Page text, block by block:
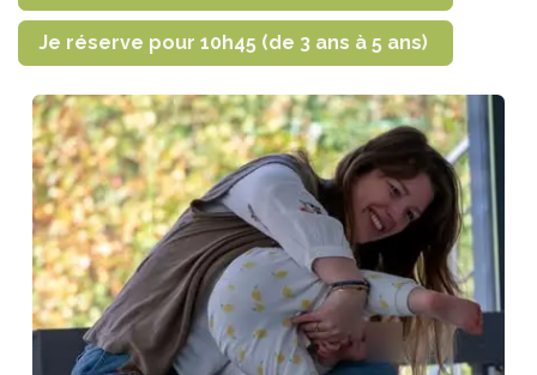
Je réserve pour 10h45 (de 3 ans à 5 ans)